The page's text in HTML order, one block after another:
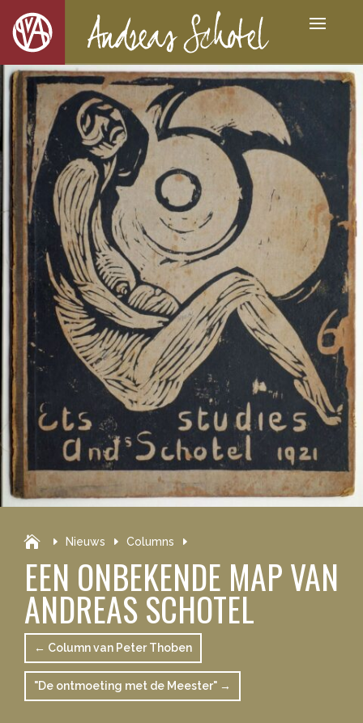
 Nieuws Columns
EEN ONBEKENDE MAP VAN
ANDREAS SCHOTEL
← Column van Peter Thoben
"De ontmoeting met de Meester" →